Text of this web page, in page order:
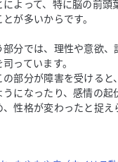
よって、特に脳の前頭
が多いからです。
分では、理性や意欲、
っています。
の部分が障害を受けると
になったり、感情の起
、性格が変わったと捉え